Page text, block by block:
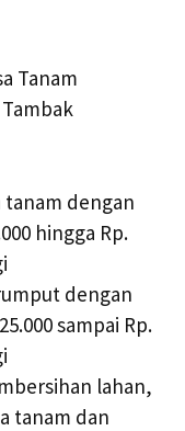
Tanam
tanam dengan
hingga Rp.
dengan
sampai Rp.
lahan,
tanam dan